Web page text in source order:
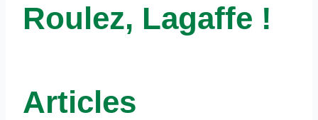
Roulez, Lagaffe !
Articles